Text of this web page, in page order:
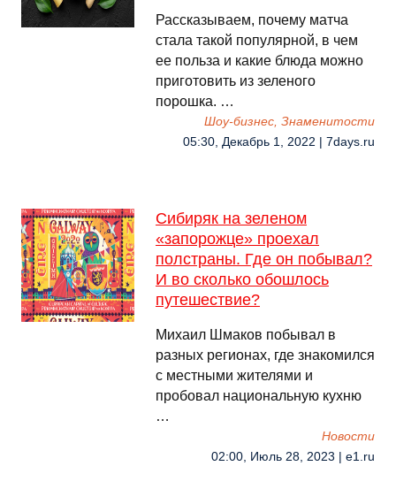
Рассказываем, почему матча
стала такой популярной, в чем
ее польза и какие блюда можно
приготовить из зеленого
порошка. …
Шоу-бизнес, Знаменитости
05:30, Декабрь 1, 2022 | 7days.ru
Сибиряк на зеленом
«запорожце» проехал
полстраны. Где он побывал?
И во сколько обошлось
путешествие?
Михаил Шмаков побывал в
разных регионах, где знакомился
с местными жителями и
пробовал национальную кухню
…
Новости
02:00, Июль 28, 2023 | e1.ru